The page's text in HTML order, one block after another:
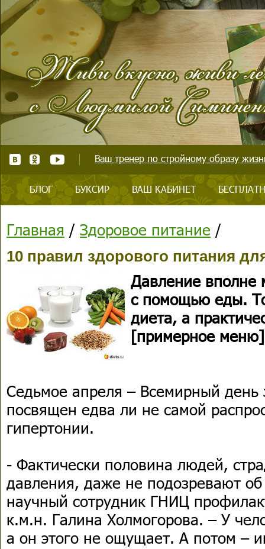
Ваш тренер по стройному образу
БЛОГ БУКСИР ВАШ КАБИНЕТ
Главная / Здоровое питание /
10 правил здорового питания
Давление вполне
с помощью еды.
диета, а
[примерное меню]
Седьмое апреля – Всемирный день
посвящен едва ли не самой
гипертонии.
- Фактически половина людей,
давления, даже не подозревают
научный сотрудник ГНИЦ
к.м.н. Галина Холмогорова. – У
а он этого не ощущает. А потом –